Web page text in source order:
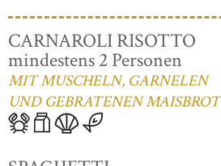
CARNAROLI RISOTTO
mindestens 2 Personen
MIT MUSCHELN, GARNELEN
UND GEBRATENEN MAISBROT